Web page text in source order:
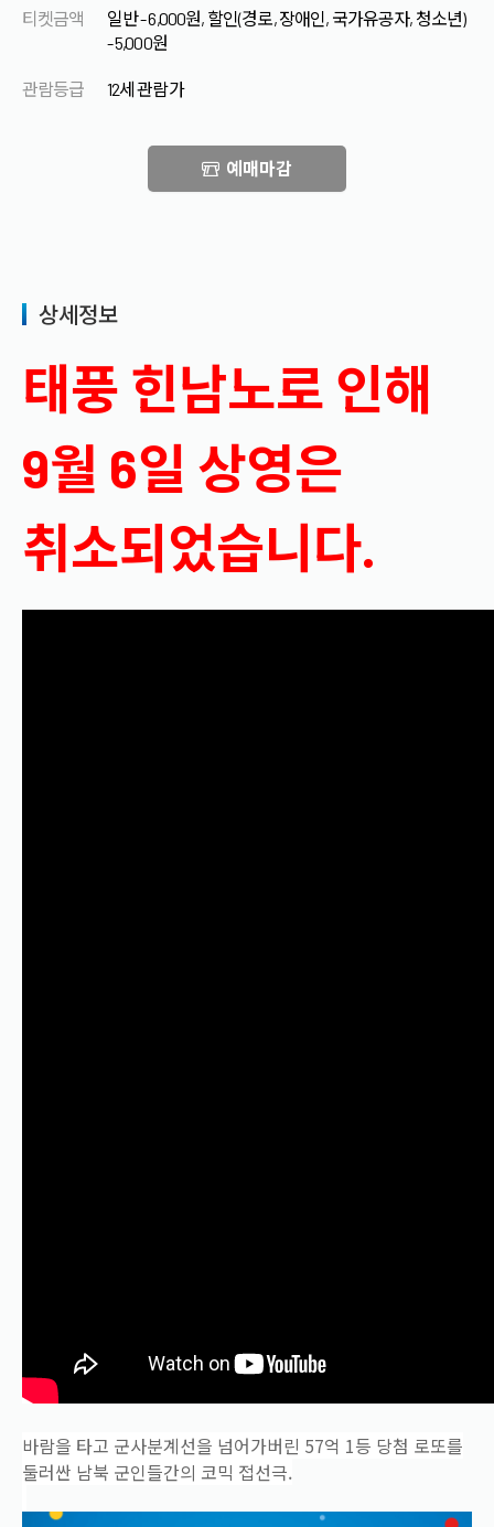
티켓금액
일반 - 6,000원, 할인(경로, 장애인, 국가유공자, 청소년)
- 5,000원
관람등급 12세 관람가
예매마감
상세정보
태풍 힌남노로 인해
9월 6일 상영은
취소되었습니다.
바람을 타고 군사분계선을 넘어가버린 57억 1등 당첨 로또를
둘러싼 남북 군인들간의 코믹 접선극.